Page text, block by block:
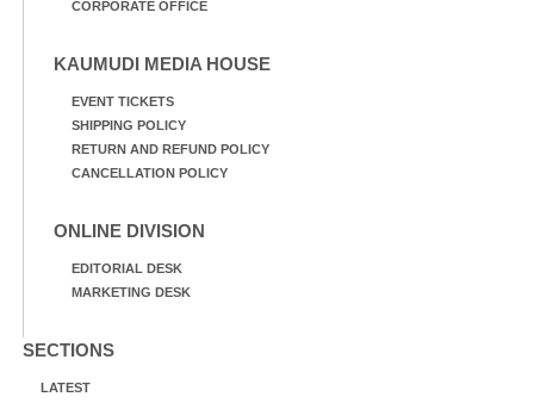
CORPORATE OFFICE
KAUMUDI MEDIA HOUSE
EVENT TICKETS
SHIPPING POLICY
RETURN AND REFUND POLICY
CANCELLATION POLICY
ONLINE DIVISION
EDITORIAL DESK
MARKETING DESK
SECTIONS
LATEST